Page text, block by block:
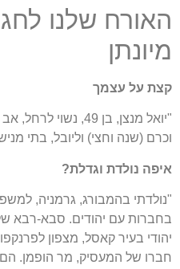
האורח שלנו
מיונתן
קצת על עצמך
"יואל מנצן, בן 49,
וכרם (שנה וחצי) וליובל, בתי
איפה נולדת וגדלת?
"נולדתי בהמבורג, גרמניה,
בחברות עם יהודים. סבא-רבא
יהודי בעיר קאסל, מצפון
חברו של המעסיק, מר הופמן. הם